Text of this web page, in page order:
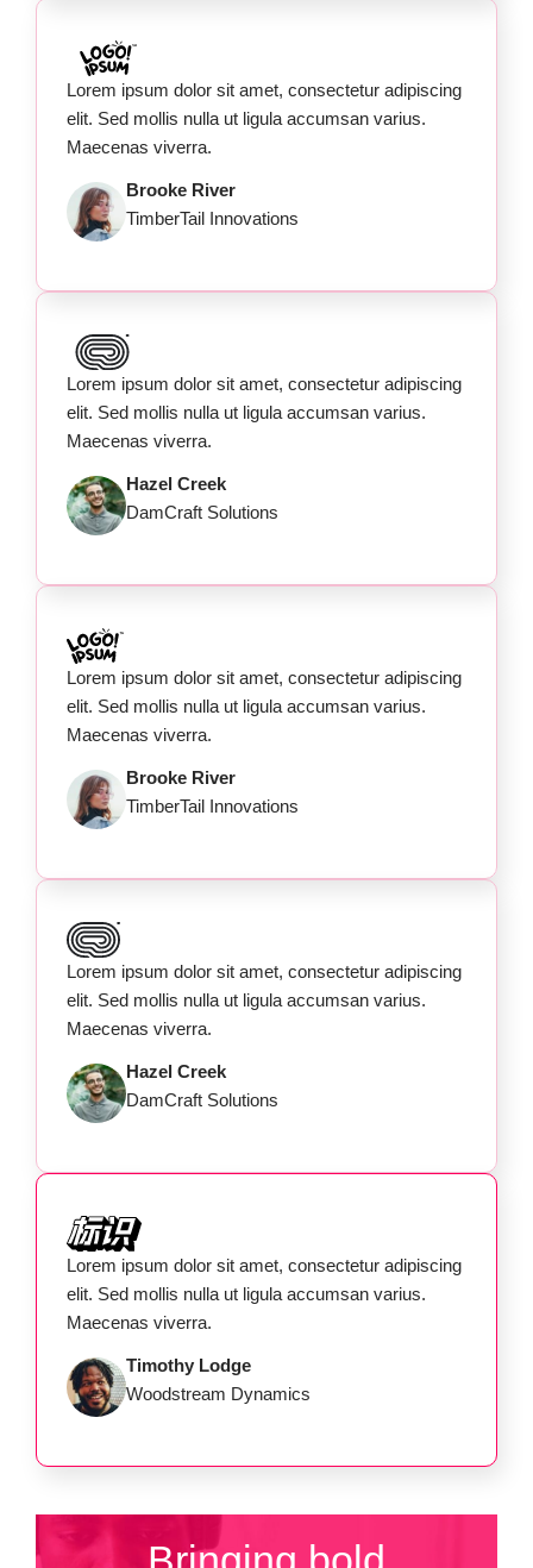
Lorem ipsum dolor sit amet, consectetur adipiscing
elit. Sed mollis nulla ut ligula accumsan varius.
Maecenas viverra.
Brooke River
TimberTail Innovations
Lorem ipsum dolor sit amet, consectetur adipiscing
elit. Sed mollis nulla ut ligula accumsan varius.
Maecenas viverra.
Hazel Creek
DamCraft Solutions
Lorem ipsum dolor sit amet, consectetur adipiscing
elit. Sed mollis nulla ut ligula accumsan varius.
Maecenas viverra.
Brooke River
TimberTail Innovations
Lorem ipsum dolor sit amet, consectetur adipiscing
elit. Sed mollis nulla ut ligula accumsan varius.
Maecenas viverra.
Hazel Creek
DamCraft Solutions
Lorem ipsum dolor sit amet, consectetur adipiscing
elit. Sed mollis nulla ut ligula accumsan varius.
Maecenas viverra.
Timothy Lodge
Woodstream Dynamics